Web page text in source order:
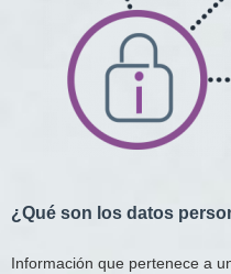
¿Qué son los datos
Información que pertenece a